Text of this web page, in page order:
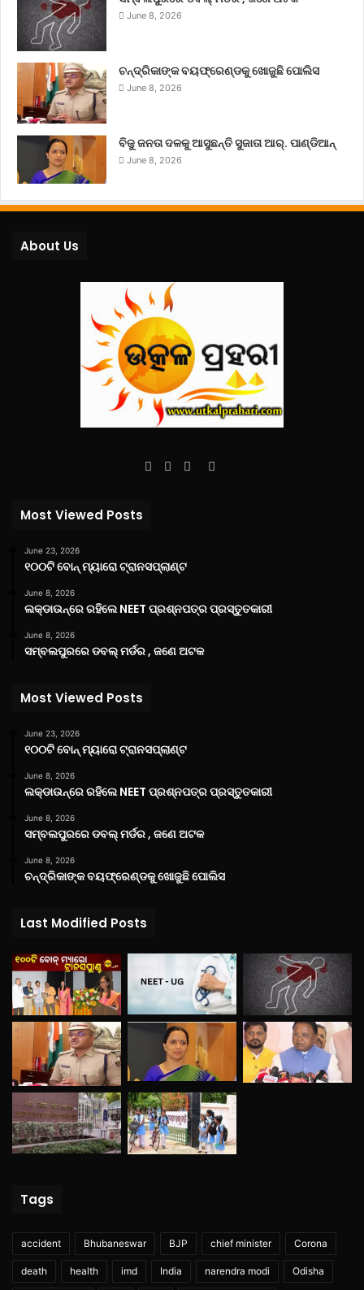
June 8, 2026
ଚନ୍ଦ୍ରିକାଙ୍କ ବୟଫ୍ରେଣ୍ଡକୁ ଖୋଜୁଛି ପୋଲିସ
June 8, 2026
ବିଜୁ ଜନତା ଦଳକୁ ଆସୁଛନ୍ତି ସୁଜାତା ଆର୍‌. ପାଣ୍ଡିଆନ୍
June 8, 2026
About Us
Facebook
TwitterYouTube
Instagram
Most Viewed Posts
June 23, 2026
୧୦୦ଟି ବୋନ୍ ମ୍ୟାରୋ ଟ୍ରାନସପ୍ଲାଣ୍ଟ
June 8, 2026
ଲକ୍‌ଡାଉନ୍‌ରେ ରହିଲେ NEET ପ୍ରଶ୍ନପତ୍ର ପ୍ରସ୍ତୁତକାରୀ
June 8, 2026
ସମ୍ବଲପୁରରେ ଡବଲ୍ ମର୍ଡର , ଜଣେ ଅଟକ
Most Viewed Posts
June 23, 2026
୧୦୦ଟି ବୋନ୍ ମ୍ୟାରୋ ଟ୍ରାନସପ୍ଲାଣ୍ଟ
June 8, 2026
ଲକ୍‌ଡାଉନ୍‌ରେ ରହିଲେ NEET ପ୍ରଶ୍ନପତ୍ର ପ୍ରସ୍ତୁତକାରୀ
June 8, 2026
ସମ୍ବଲପୁରରେ ଡବଲ୍ ମର୍ଡର , ଜଣେ ଅଟକ
June 8, 2026
ଚନ୍ଦ୍ରିକାଙ୍କ ବୟଫ୍ରେଣ୍ଡକୁ ଖୋଜୁଛି ପୋଲିସ
Last Modified Posts
Tags
accident Bhubaneswar BJP chief minister Corona
death health imd India narendra modi Odisha